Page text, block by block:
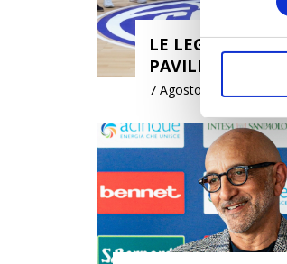
LE LEGGENDE
PAVILION
7 Agosto 2026